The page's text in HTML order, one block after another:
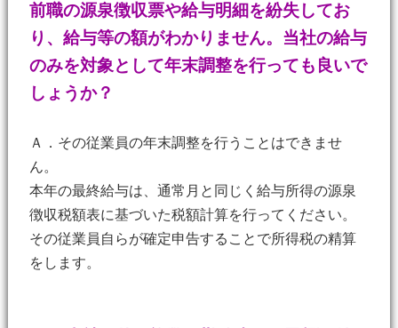
前職の源泉徴収票や給与明細を紛失してお
り、給与等の額がわかりません。当社の給与
のみを対象として年末調整を行っても良いで
しょうか？
Ａ．その従業員の年末調整を行うことはできませ
ん。
本年の最終給与は、通常月と同じく給与所得の源泉
徴収税額表に基づいた税額計算を行ってください。
その従業員自らが確定申告することで所得税の精算
をします。